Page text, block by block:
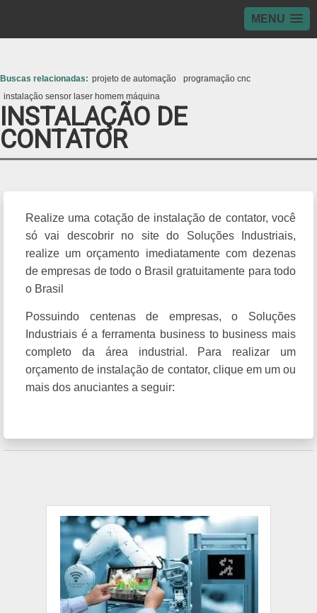
MENU
Buscas relacionadas: projeto de automação
programação cnc
instalação sensor laser homem máquina
INSTALAÇÃO DE
CONTATOR
Realize uma cotação de instalação de contator, você
só vai descobrir no site do Soluções Industriais,
realize um orçamento imediatamente com dezenas
de empresas de todo o Brasil gratuitamente para todo
o Brasil
Possuindo centenas de empresas, o Soluções
Industriais é a ferramenta business to business mais
completo da área industrial. Para realizar um
orçamento de instalação de contator, clique em um ou
mais dos anuciantes a seguir: